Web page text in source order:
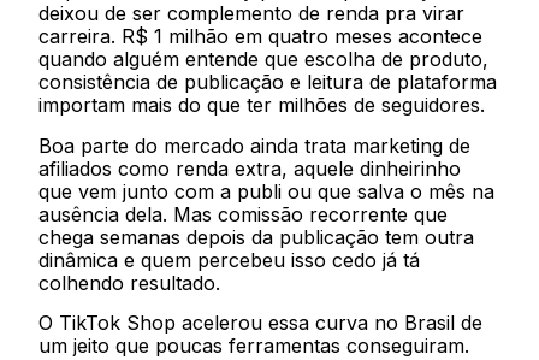
deixou de ser complemento de renda pra virar
carreira. R$ 1 milhão em quatro meses acontece
quando alguém entende que escolha de produto,
consistência de publicação e leitura de plataforma
importam mais do que ter milhões de seguidores.
Boa parte do mercado ainda trata marketing de
afiliados como renda extra, aquele dinheirinho
que vem junto com a publi ou que salva o mês na
ausência dela. Mas comissão recorrente que
chega semanas depois da publicação tem outra
dinâmica e quem percebeu isso cedo já tá
colhendo resultado.
O TikTok Shop acelerou essa curva no Brasil de
um jeito que poucas ferramentas conseguiram.